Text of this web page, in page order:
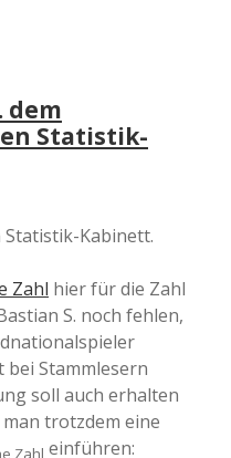
dem
Statistik-
Statistik-Kabinett.
Zahl hier für die Zahl
S. noch fehlen,
Stammlesern
soll auch erhalten
trotzdem eine
Zahl einführen: